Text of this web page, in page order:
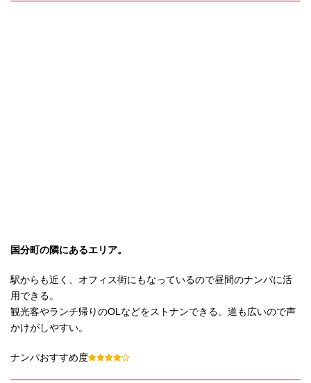
国分町の隣にあるエリア。
駅からも近く、オフィス街にもなっているので昼間のナンパに活
用できる。
観光客やランチ帰りのOLなどをストナンできる。道も広いので声
かけがしやすい。
ナンパおすすめ度